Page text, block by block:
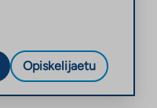
Opiskelijaetu